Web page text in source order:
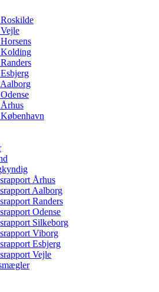
Århus
Aalborg
Randers
Odense
Silkeborg
Viborg
Esbjerg
Vejle